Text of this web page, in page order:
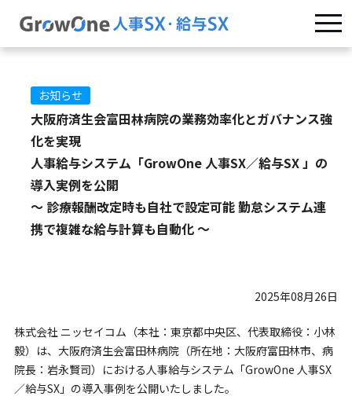
お知らせ
大阪府済生会富田林病院の業務効率化とガバナンス強
化を実現
人事給与システム「GrowOne 人事SX／給与SX 」の
導入実例を公開
～ 診療報酬改定時も自社で設定可能 勤怠システム連
携で複雑な給与計算も自動化 ～
2025年08月26日
株式会社 ニッセイコム（本社：東京都中央区、代表取締役：小林
毅）は、大阪府済生会富田林病院（所在地：大阪府富田林市、病
院長：岩永賢司）における人事給与システム「GrowOne 人事SX
／給与SX」の導入事例を公開いたしました。